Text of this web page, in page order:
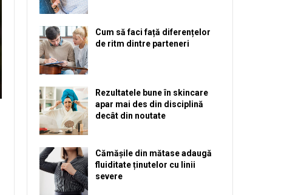
Cum să faci față diferențelor
de ritm dintre parteneri
Rezultatele bune în skincare
apar mai des din disciplină
decât din noutate
Cămășile din mătase adaugă
fluiditate ținutelor cu linii
severe